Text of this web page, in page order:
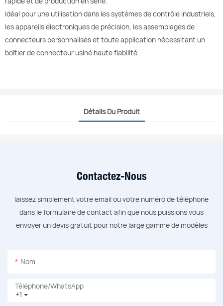
Idéal pour une utilisation dans les systèmes de contrôle industriels,
les appareils électroniques de précision, les assemblages de
connecteurs personnalisés et toute application nécessitant un
boîtier de connecteur usiné haute fiabilité.
Détails Du Produit
Contactez-Nous
laissez simplement votre email ou votre numéro de téléphone
dans le formulaire de contact afin que nous puissions vous
envoyer un devis gratuit pour notre large gamme de modèles
Nom
+1
Téléphone/WhatsApp